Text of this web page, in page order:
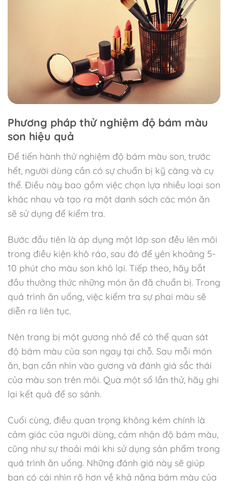
Phương pháp thử nghiệm độ bám màu
son hiệu quả
Để tiến hành thử nghiệm độ bám màu son, trước
hết, người dùng cần có sự chuẩn bị kỹ càng và cụ
thể. Điều này bao gồm việc chọn lựa nhiều loại son
khác nhau và tạo ra một danh sách các món ăn
sẽ sử dụng để kiểm tra.
Bước đầu tiên là áp dụng một lớp son đều lên môi
trong điều kiện khô ráo, sau đó để yên khoảng 5-
10 phút cho màu son khô lại. Tiếp theo, hãy bắt
đầu thưởng thức những món ăn đã chuẩn bị. Trong
quá trình ăn uống, việc kiểm tra sự phai màu sẽ
diễn ra liên tục.
Nên trang bị một gương nhỏ để có thể quan sát
độ bám màu của son ngay tại chỗ. Sau mỗi món
ăn, bạn cần nhìn vào gương và đánh giá sắc thái
của màu son trên môi. Qua một số lần thử, hãy ghi
lại kết quả để so sánh.
Cuối cùng, điều quan trọng không kém chính là
cảm giác của người dùng, cảm nhận độ bám màu,
cũng như sự thoải mái khi sử dụng sản phẩm trong
quá trình ăn uống. Những đánh giá này sẽ giúp
bạn có cái nhìn rõ hơn về khả năng bám màu của